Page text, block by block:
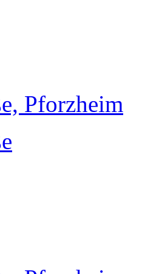
Pforzheim